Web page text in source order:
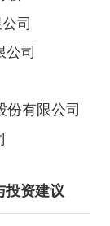
司
公司
份有限公司
投资建议